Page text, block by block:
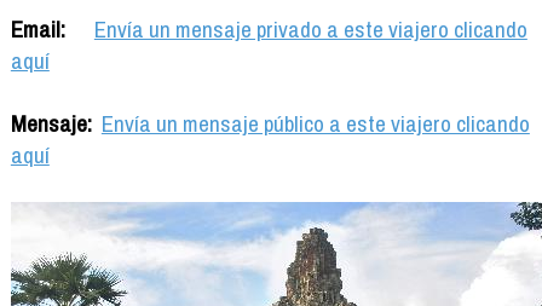
Email:
Envía un mensaje privado a este viajero clicando
aquí
Mensaje: Envía un mensaje público a este viajero clicando
aquí